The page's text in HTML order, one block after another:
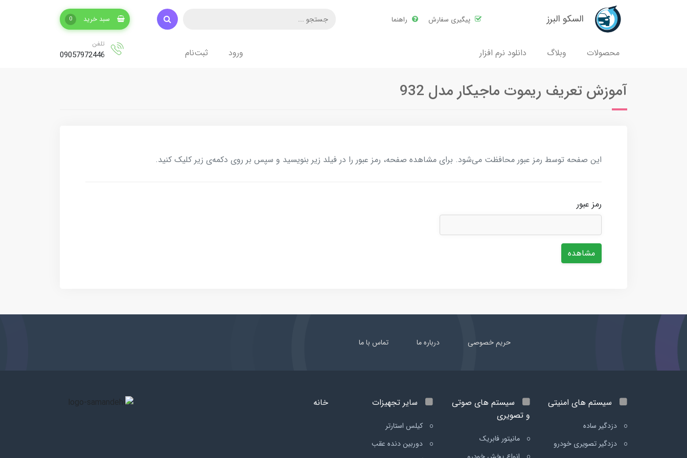
السکو البرز پیگیری سفارش راهنما سبد خرید 0
محصولات وبلاگ دانلود نرم افزار ورود ثبت‌نام
تلفن
09057972446
آموزش تعریف ریموت ماجیکار مدل 932
این صفحه توسط رمز عبور محافظت می‌شود. برای مشاهده صفحه، رمز عبور را در فیلد زیر بنویسید و سپس بر روی دکمه‌ی زیر کلیک کنید.
رمز عبور
مشاهده
حریم خصوصی درباره ما تماس با ما
سیستم های امنیتی
دزدگیر ساده
دزدگیر تصویری خودرو
سیستم های صوتی
و تصویری
مانیتور فابریک
سایر تجهیزات
کیلس استارتر
دوربین دنده عقب
خانه